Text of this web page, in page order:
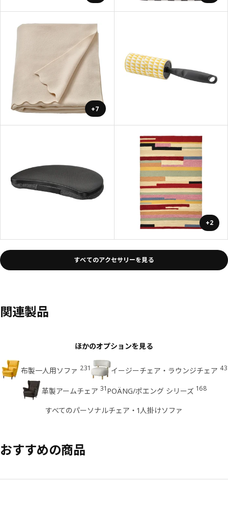
+7
+2
すべてのアクセサリーを見る
関連製品
ほかのオプションを見る
布製一人用ソファ 231 イージーチェア・ラウンジチェア 43
革製アームチェア 31POÄNG/ポエング シリーズ 168
すべてのパーソナルチェア・1人掛けソファ
おすすめの商品